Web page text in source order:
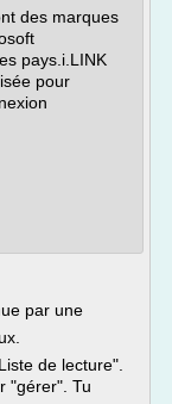
des marques
pays.i.LINK
pour
par une
de lecture".
"gérer". Tu